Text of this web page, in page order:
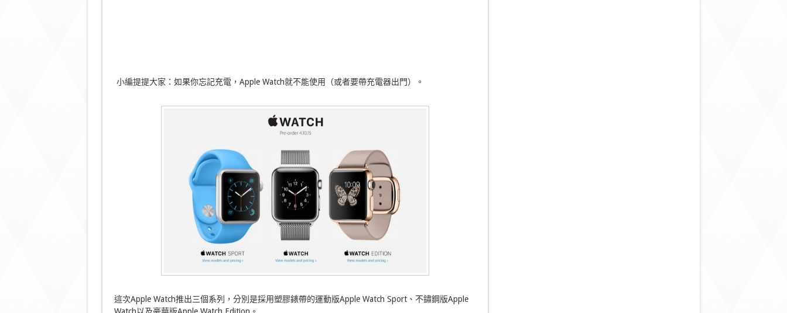
小編提提大家：如果你忘記充電，Apple Watch就不能使用（或者要帶充電器出門）。
這次Apple Watch推出三個系列，分別是採用塑膠錶帶的運動版Apple Watch Sport、不鏽鋼版Apple